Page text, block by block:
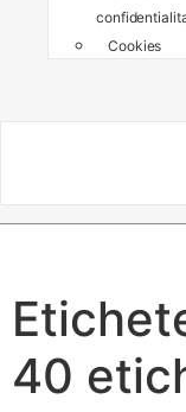
Cookies
40